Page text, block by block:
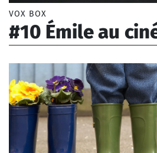
VOX BOX
#10 Émile au